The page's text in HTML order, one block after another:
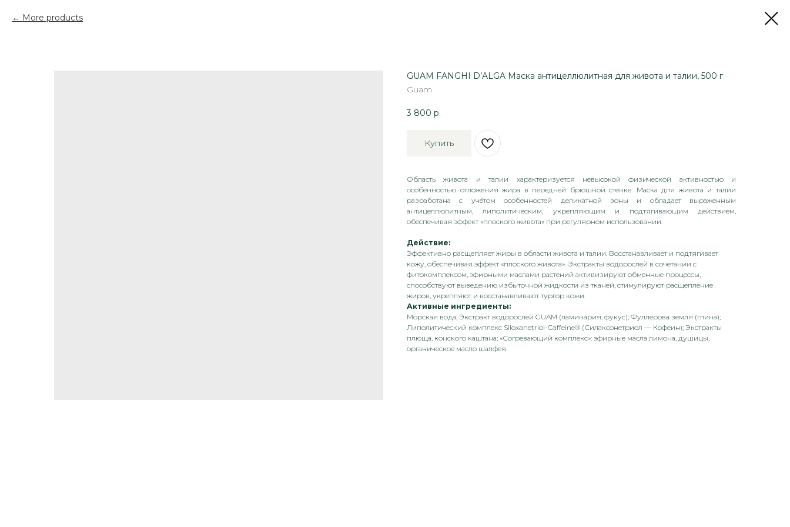
More products
GUAM FANGHI D’ALGA Маска антицеллюлитная для живота и талии, 500 г
Guam
3 800 р.
Купить
Область живота и талии характеризуется невысокой физической активностью и
особенностью отложения жира в передней брюшной стенке. Маска для живота и талии
разработана с учётом особенностей деликатной зоны и обладает выраженным
антицеллюлитным, липолитическим, укрепляющим и подтягивающим действием,
обеспечивая эффект «плоского живота» при регулярном использовании.
Действие:
Эффективно расщепляет жиры в области живота и талии. Восстанавливает и подтягивает
кожу, обеспечивая эффект «плоского живота». Экстракты водорослей в сочетании с
фитокомплексом, эфирными маслами растений активизируют обменные процессы,
способствуют выведению избыточной жидкости из тканей, стимулируют расщепление
жиров, укрепляют и восстанавливают тургор кожи.
Активные ингредиенты:
Морская вода; Экстракт водорослей GUAM (ламинария, фукус); Фуллерова земля (глина);
Липолитический комплекс Siloxanetriol-Caffeine® (Силаксонетриол — Кофеин); Экстракты
плюща, конского каштана; «Согревающий комплекс»: эфирные масла лимона, душицы,
органическое масло шалфея.